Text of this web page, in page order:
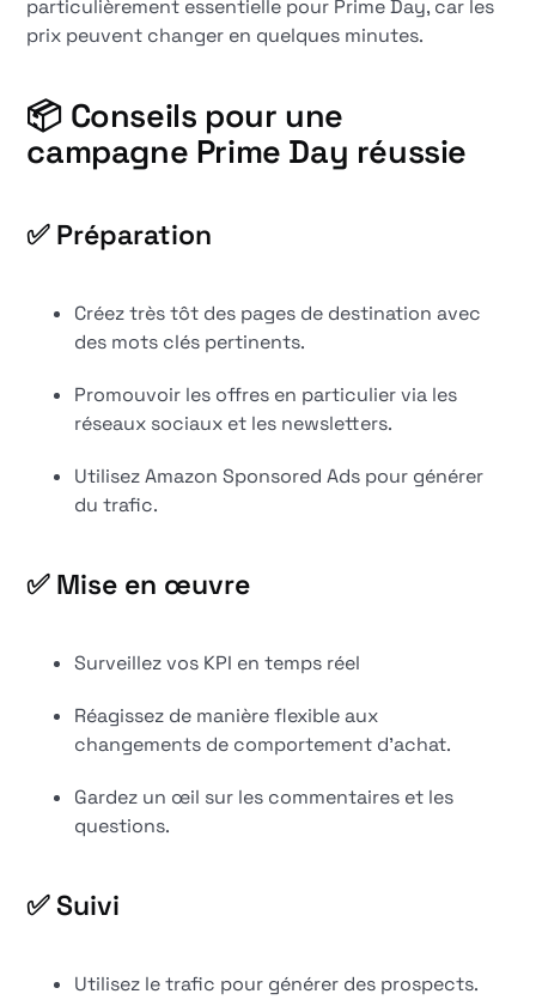
particulièrement essentielle pour Prime Day, car les
prix peuvent changer en quelques minutes.
📦 Conseils pour une
campagne Prime Day réussie
✅ Préparation
Créez très tôt des pages de destination avec
des mots clés pertinents.
Promouvoir les offres en particulier via les
réseaux sociaux et les newsletters.
Utilisez Amazon Sponsored Ads pour générer
du trafic.
✅ Mise en œuvre
Surveillez vos KPI en temps réel
Réagissez de manière flexible aux
changements de comportement d'achat.
Gardez un œil sur les commentaires et les
questions.
✅ Suivi
Utilisez le trafic pour générer des prospects.